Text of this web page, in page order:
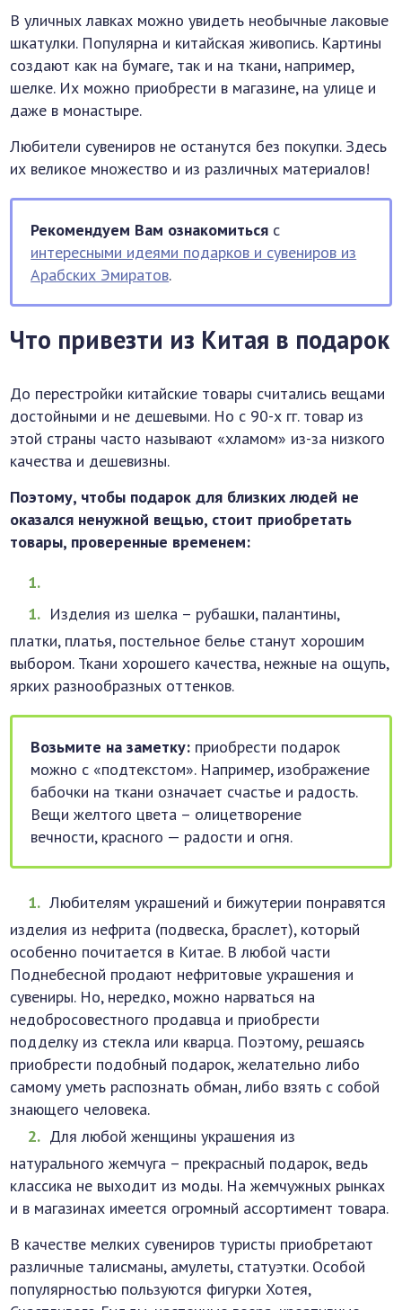
В уличных лавках можно увидеть необычные лаковые
шкатулки. Популярна и китайская живопись. Картины
создают как на бумаге, так и на ткани, например,
шелке. Их можно приобрести в магазине, на улице и
даже в монастыре.
Любители сувениров не останутся без покупки. Здесь
их великое множество и из различных материалов!
Рекомендуем Вам ознакомиться с
интересными идеями подарков и сувениров из
Арабских Эмиратов.
Что привезти из Китая в подарок
До перестройки китайские товары считались вещами
достойными и не дешевыми. Но с 90-х гг. товар из
этой страны часто называют «хламом» из-за низкого
качества и дешевизны.
Поэтому, чтобы подарок для близких людей не
оказался ненужной вещью, стоит приобретать
товары, проверенные временем:
Изделия из шелка – рубашки, палантины,
платки, платья, постельное белье станут хорошим
выбором. Ткани хорошего качества, нежные на ощупь,
ярких разнообразных оттенков.
Возьмите на заметку: приобрести подарок
можно с «подтекстом». Например, изображение
бабочки на ткани означает счастье и радость.
Вещи желтого цвета – олицетворение
вечности, красного — радости и огня.
Любителям украшений и бижутерии понравятся
изделия из нефрита (подвеска, браслет), который
особенно почитается в Китае. В любой части
Поднебесной продают нефритовые украшения и
сувениры. Но, нередко, можно нарваться на
недобросовестного продавца и приобрести
подделку из стекла или кварца. Поэтому, решаясь
приобрести подобный подарок, желательно либо
самому уметь распознать обман, либо взять с собой
знающего человека.
Для любой женщины украшения из
натурального жемчуга – прекрасный подарок, ведь
классика не выходит из моды. На жемчужных рынках
и в магазинах имеется огромный ассортимент товара.
В качестве мелких сувениров туристы приобретают
различные талисманы, амулеты, статуэтки. Особой
популярностью пользуются фигурки Хотея,